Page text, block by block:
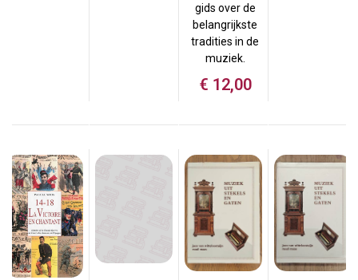
gids over de
belangrijkste
tradities in de
muziek.
€ 12,00